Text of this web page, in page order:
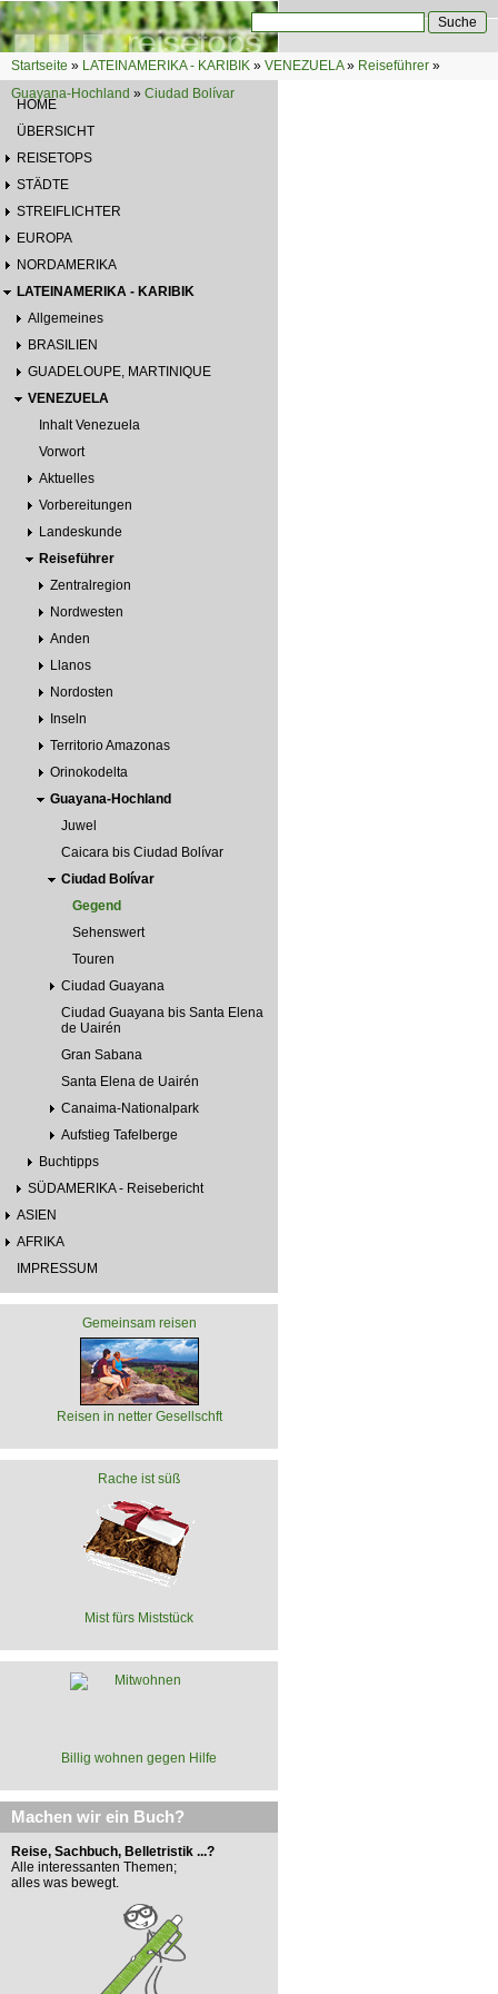
Direkt zum Inhalt
Suchformular
Sie sind hier
Startseite » LATEINAMERIKA - KARIBIK » VENEZUELA» Reiseführer »
Guayana-Hochland » Ciudad Bolívar
HOME
ÜBERSICHT
REISETOPS
STÄDTE
STREIFLICHTER
EUROPA
NORDAMERIKA
LATEINAMERIKA - KARIBIK
Allgemeines
BRASILIEN
GUADELOUPE, MARTINIQUE
VENEZUELA
Inhalt Venezuela
Vorwort
Aktuelles
Vorbereitungen
Landeskunde
Reiseführer
Zentralregion
Nordwesten
Anden
Llanos
Nordosten
Inseln
Territorio Amazonas
Orinokodelta
Guayana-Hochland
Juwel
Caicara bis Ciudad Bolívar
Ciudad Bolívar
Gegend
Sehenswert
Touren
Ciudad Guayana
Ciudad Guayana bis Santa Elena
de Uairén
Gran Sabana
Santa Elena de Uairén
Canaima-Nationalpark
Aufstieg Tafelberge
Buchtipps
SÜDAMERIKA - Reisebericht
ASIEN
AFRIKA
IMPRESSUM
Gemeinsam reisen
Reisen in netter Gesellschft
Rache ist süß
Mist fürs Miststück
Billig wohnen gegen Hilfe
Machen wir ein Buch?
Reise, Sachbuch, Belletristik ...?
Alle interessanten Themen;
alles was bewegt.